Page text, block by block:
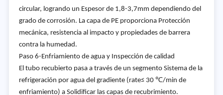
circular, logrando un Espesor de 1,8-3,7mm dependiendo del
grado de corrosión. La capa de PE proporciona Protección
mecánica, resistencia al impacto y propiedades de barrera
contra la humedad.
Paso 6-Enfriamiento de agua y Inspección de calidad
El tubo recubierto pasa a través de un segmento Sistema de la
refrigeración por agua del gradiente (rate≤ 30 ℃/min de
enfriamiento) a Solidificar las capas de recubrimiento.